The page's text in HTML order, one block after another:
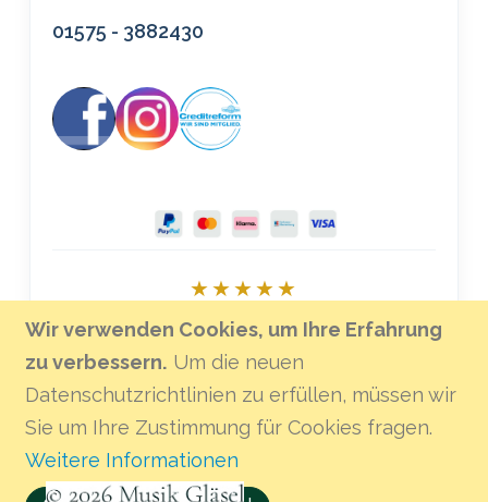
Wir verwenden Cookies, um Ihre Erfahrung
zu verbessern. Um die neuen
Datenschutzrichtlinien zu erfüllen, müssen wir
Sie um Ihre Zustimmung für Cookies fragen.
Weitere Informationen
01575 - 3882430
★★★★★
Bei Google bewerten